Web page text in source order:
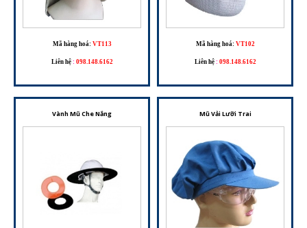
Mã hàng hoá: VT113
Liên hệ : 098.148.6162
Mã hàng hoá: VT102
Liên hệ : 098.148.6162
Vành Mũ Che Nắng Mũ Vải Lưỡi Trai